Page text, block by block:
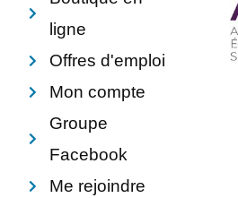
ligne
Offres d'emploi
Mon compte
Groupe
Facebook
Me rejoindre